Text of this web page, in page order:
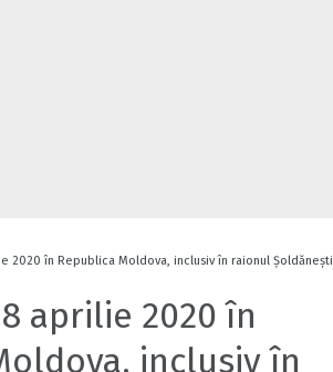
2020 în Republica Moldova, inclusiv în raionul Șoldănești
aprilie 2020 în
inclusiv în